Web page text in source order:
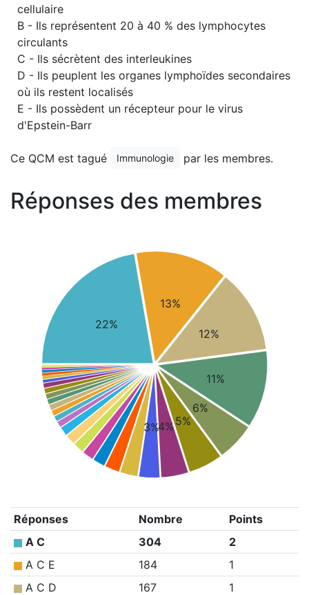
cellulaire
B - Ils représentent 20 à 40 % des lymphocytes
circulants
C - Ils sécrètent des interleukines
D - Ils peuplent les organes lymphoïdes secondaires
où ils restent localisés
E - Ils possèdent un récepteur pour le virus
d'Epstein-Barr
Ce QCM est tagué Immunologie par les membres.
Réponses des membres
22%
13%
12%
11%
6%
5%
4%
3%
Réponses Nombre
Points
A C
304
2
A C E
184
1
A C D
167
1